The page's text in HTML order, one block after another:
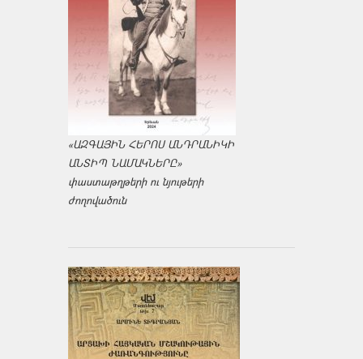
«ԱԶԳԱՅԻՆ ՀԵՐՈՍ ԱՆԴՐԱՆԻԿԻ
ԱՆՏԻՊ ՆԱՄԱԿՆԵՐԸ»
փաստաթղթերի ու նյութերի
ժողովածուն